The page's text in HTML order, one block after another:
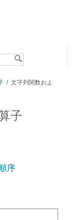
/ 文字列関数およ
子
序